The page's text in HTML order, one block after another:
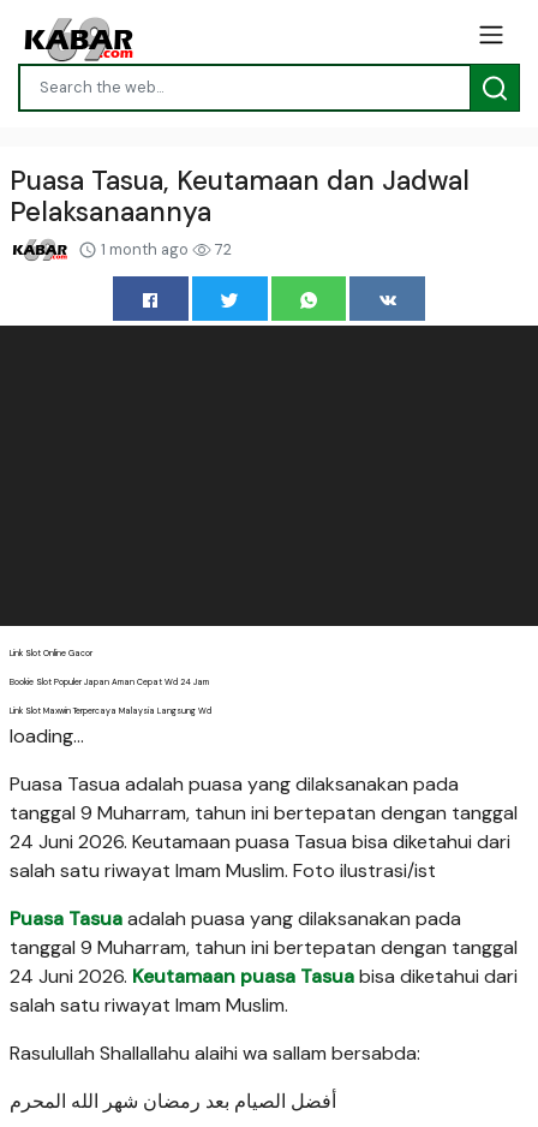
Puasa Tasua, Keutamaan dan Jadwal
Pelaksanaannya
1 month ago 72
Link Slot Online Gacor
Bookie Slot Populer Japan Aman Cepat Wd 24 Jam
Link Slot Maxwin Terpercaya Malaysia Langsung Wd
loading...
Puasa Tasua adalah puasa yang dilaksanakan pada
tanggal 9 Muharram, tahun ini bertepatan dengan tanggal
24 Juni 2026. Keutamaan puasa Tasua bisa diketahui dari
salah satu riwayat Imam Muslim. Foto ilustrasi/ist
Puasa Tasuaadalah puasa yang dilaksanakan pada
tanggal 9 Muharram, tahun ini bertepatan dengan tanggal
24 Juni 2026. Keutamaan puasa Tasuabisa diketahui dari
salah satu riwayat Imam Muslim.
Rasulullah Shallallahu alaihi wa sallam bersabda:
أفضل الصيام بعد رمضان شهر الله المحرم